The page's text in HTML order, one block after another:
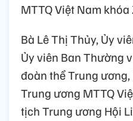
MTTQ Việt Nam khóa
Bà Lê Thị Thủy, Ủy
Ủy viên Ban Thường
đoàn thể Trung
Trung ương MTTQ
tịch Trung ương Hội